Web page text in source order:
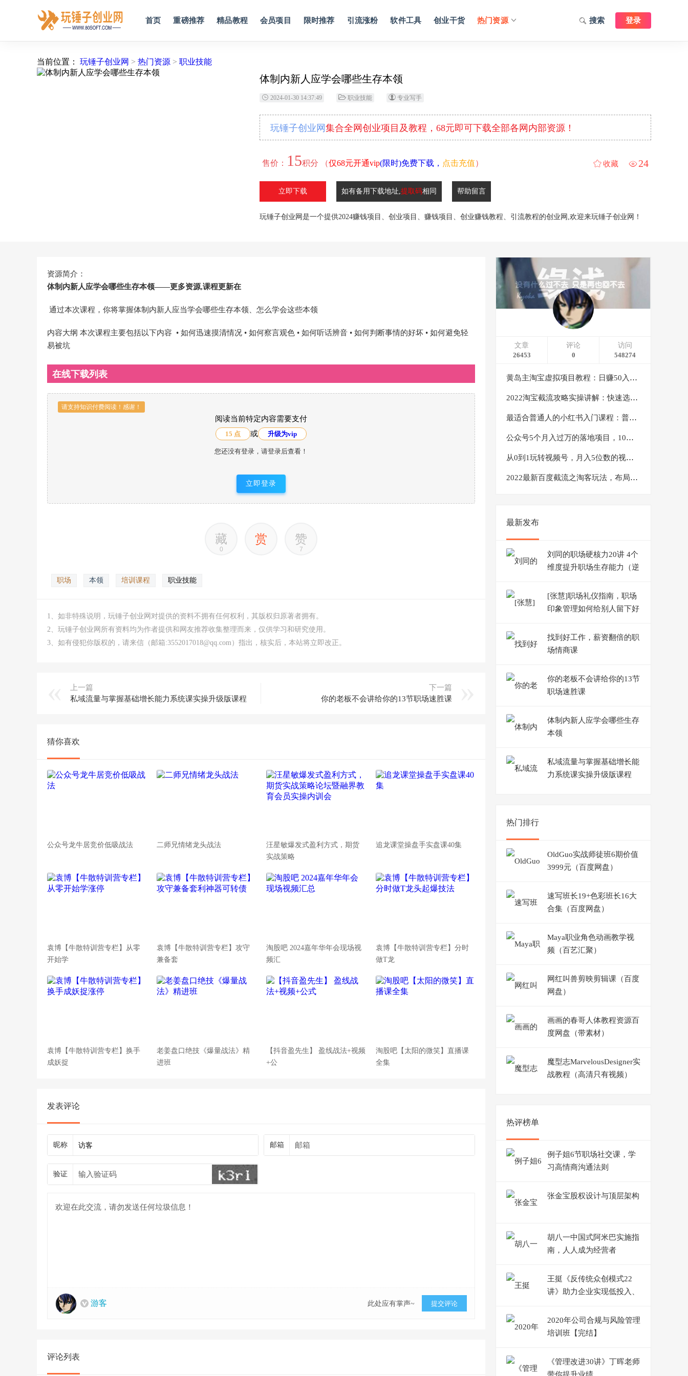
首页 重磅推荐 精品教程 会员项目 限时推荐 引流涨粉 软件工具 创业干货 热门资源 登录
搜索
当前位置： 玩锤子创业网 > 热门资源 > 职业技能
体制内新人应学会哪些生存本领
2024-01-30 14:37:49 职业技能 专业写手
玩锤子创业网 集合全网创业项目及教程，68元即可下载全部各网内部资源！
售价： 15积分 （仅68元开通vip(限时)免费下载， 点击充值） 24
收藏
立即下载 如有备用下载地址,提取码相同 帮助留言
玩锤子创业网是一个提供2024赚钱项目、创业项目、赚钱项目、创业赚钱教程、引流教程的创业网,欢迎来玩锤子创业网！
资源简介：
体制内新人应学会哪些生存本领——更多资源,课程更新在
通过本次课程，你将掌握体制内新人应当学会哪些生存本领、怎么学会这些本领
内容大纲 本次课程主要包括以下内容 • 如何迅速摸清情况 • 如何察言观色 • 如何听话辨音 • 如何判断事情的好坏 • 如何避免轻
易被坑
在线下载列表
请支持知识付费阅读！感谢！
阅读当前特定内容需要支付
15 点 或 升级为vip
您还没有登录，请登录后查看！
立即登录
藏
0
赏 赞
7
职场 本领 培训课程 职业技能
1、如非特殊说明，玩锤子创业网对提供的资料不拥有任何权利，其版权归原著者拥有。
2、玩锤子创业网所有资料均为作者提供和网友推荐收集整理而来，仅供学习和研究使用。
3、如有侵犯你版权的，请来信（邮箱:3552017018@qq.com）指出，核实后，本站将立即改正。
上一篇
私域流量与掌握基础增长能力系统课实操升级版课程
下一篇
你的老板不会讲给你的13节职场速胜课
猜你喜欢
公众号龙牛居竞价低吸战法 二师兄情绪龙头战法
汪星敏爆发式盈利方式，期货
实战策略
追龙课堂操盘手实盘课40集
袁博【牛散特训营专栏】从零
开始学
袁博【牛散特训营专栏】攻守
兼备套
淘股吧 2024嘉年华年会现场视
频汇
袁博【牛散特训营专栏】分时
做T龙
袁博【牛散特训营专栏】换手
成妖捉
老姜盘口绝技《爆量战法》精
进班
【抖音盈先生】 盈线战法+视频
+公
淘股吧【太阳的微笑】直播课
全集
发表评论
昵称 邮箱
验证
游客 此处应有掌声~ 提交评论
评论列表
文章
26453
评论
0
访问
548274
黄岛主淘宝虚拟项目教程：日赚50入门基础班（两节课附配套资料）
2022淘宝截流攻略实操讲解：快速选品+直接复制+快速起店
最适合普通人的小红书入门课程：普通人如何通过做小红书年入50万
公众号5个月入过万的落地项目，10大获客渠道，实测涨粉21万
从0到1玩转视频号，月入5位数的视频号搬运项目，定位+选品+制作+变现全流程
2022最新百度截流之淘客玩法，布局流量一单利润可达300+【视频课程】
最新发布
刘同的职场硬核力20讲 4个
维度提升职场生存能力（逆
[张慧]职场礼仪指南，职场
印象管理如何给别人留下好
找到好工作，薪资翻倍的职
场情商课
你的老板不会讲给你的13节
职场速胜课
体制内新人应学会哪些生存
本领
私域流量与掌握基础增长能
力系统课实操升级版课程
热门排行
OldGuo实战师徒班6期价值
3999元（百度网盘）
速写班长19+色彩班长16大
合集（百度网盘）
Maya职业角色动画教学视
频（百艺汇聚）
网红叫兽剪映剪辑课（百度
网盘）
画画的春哥人体教程资源百
度网盘（带素材）
魔型志MarvelousDesigner实
战教程（高清只有视频）
热评榜单
例子姐6节职场社交课，学
习高情商沟通法则
张金宝股权设计与顶层架构
胡八一中国式阿米巴实施指
南，人人成为经营者
王挺《反传统众创模式22
讲》助力企业实现低投入、
2020年公司合规与风险管理
培训班【完结】
《管理改进30讲》丁晖老师